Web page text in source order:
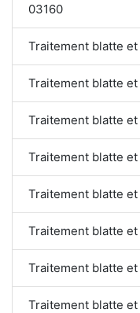
03160
Traitement blatte
Traitement blatte
Traitement blatte
Traitement blatte
Traitement blatte
Traitement blatte
Traitement blatte
Traitement blatte